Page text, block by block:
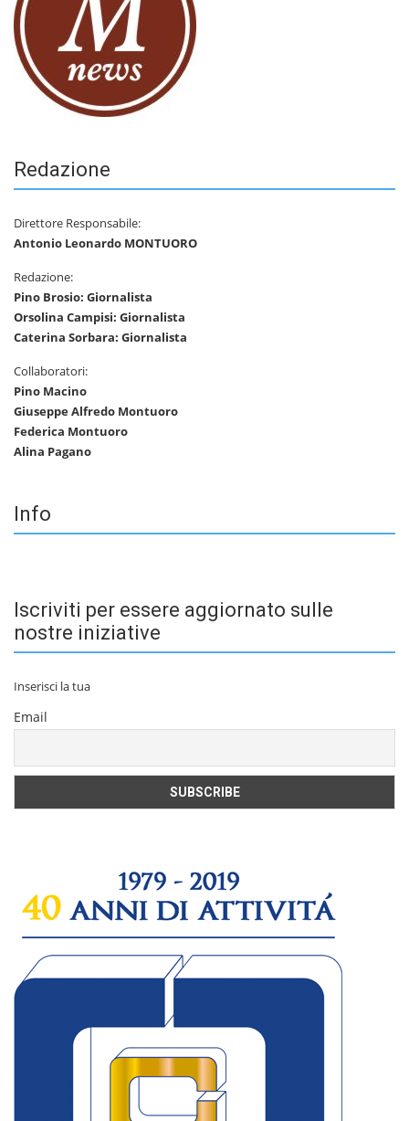
Redazione
Direttore Responsabile:
Antonio Leonardo MONTUORO
Redazione:
Pino Brosio: Giornalista
Orsolina Campisi: Giornalista
Caterina Sorbara: Giornalista
Collaboratori:
Pino Macino
Giuseppe Alfredo Montuoro
Federica Montuoro
Alina Pagano
Info
Iscriviti per essere aggiornato sulle
nostre iniziative
Inserisci la tua
Email